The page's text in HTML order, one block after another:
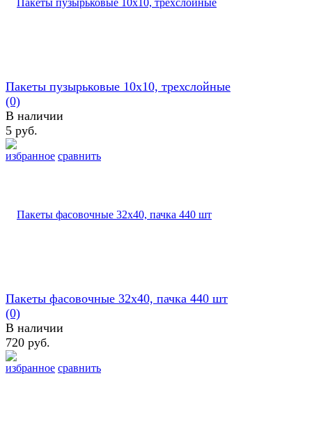
избранное сравнить
Пакеты пузырьковые 10х10, трехслойные
(0)
В наличии
5 руб.
избранное сравнить
Пакеты фасовочные 32х40, пачка 440 шт
(0)
В наличии
720 руб.